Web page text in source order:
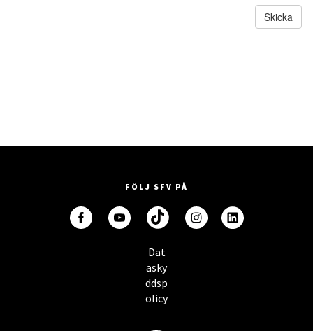
FÖLJ SFV PÅ
Dat
asky
ddsp
olicy